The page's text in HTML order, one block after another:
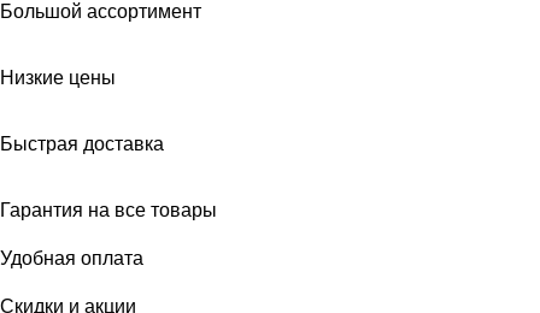
Большой ассортимент
Низкие цены
Быстрая доставка
Гарантия на все товары
Удобная оплата
Скидки и акции